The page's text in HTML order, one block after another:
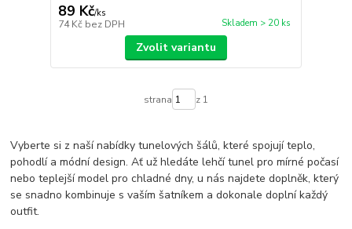
89 Kč/ks
74 Kč bez DPH Skladem > 20 ks
Zvolit variantu
strana z 1
Vyberte si z naší nabídky tunelových šálů, které spojují teplo,
pohodlí a módní design. Ať už hledáte lehčí tunel pro mírné počasí
nebo teplejší model pro chladné dny, u nás najdete doplněk, který
se snadno kombinuje s vaším šatníkem a dokonale doplní každý
outfit.